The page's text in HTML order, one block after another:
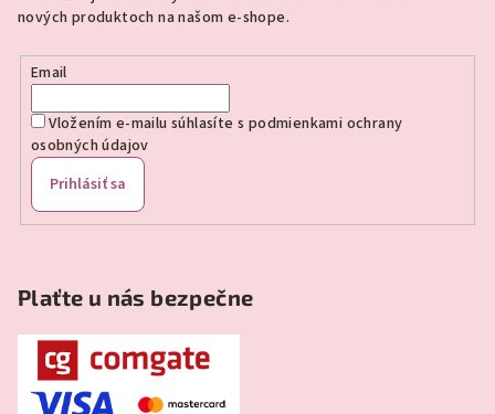
nových produktoch na našom e-shope.
Email
Vložením e-mailu súhlasíte s podmienkami ochrany
osobných údajov
Prihlásiť sa
Plaťte u nás bezpečne